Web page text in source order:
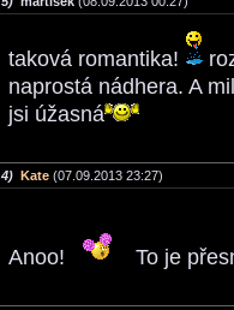
taková romantika!
naprostá nádhera. A
jsi úžasná
4) Kate (07.09.2013 23:27)
Anoo! To je